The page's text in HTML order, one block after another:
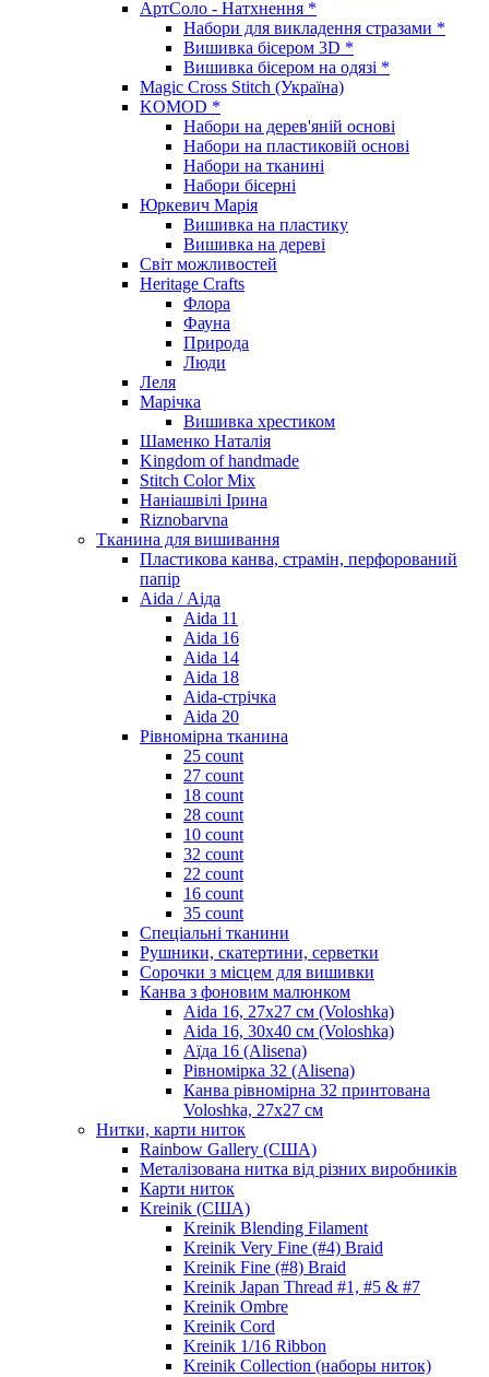
АртСоло - Натхнення *
Набори для викладення стразами *
Вишивка бісером 3D *
Вишивка бісером на одязі *
Magic Cross Stitch (Україна)
KOMOD *
Набори на дерев'яній основі
Набори на пластиковій основі
Набори на тканині
Набори бісерні
Юркевич Марія
Вишивка на пластику
Вишивка на дереві
Світ можливостей
Heritage Crafts
Флора
Фауна
Природа
Люди
Леля
Марічка
Вишивка хрестиком
Шаменко Наталія
Kingdom of handmade
Stitch Color Mix
Наніашвілі Ірина
Riznobarvna
Тканина для вишивання
Пластикова канва, страмін, перфорований
папір
Aida / Аіда
Aida 11
Aida 16
Aida 14
Aida 18
Aida-стрічка
Aida 20
Рівномірна тканина
25 count
27 count
18 count
28 count
10 count
32 count
22 count
16 count
35 count
Спеціальні тканини
Рушники, скатертини, серветки
Сорочки з місцем для вишивки
Канва з фоновим малюнком
Aida 16, 27х27 см (Voloshka)
Aida 16, 30х40 см (Voloshka)
Аїда 16 (Alisena)
Рівномірка 32 (Alisena)
Канва рівномірна 32 принтована
Voloshka, 27х27 см
Нитки, карти ниток
Rainbow Gallery (США)
Металізована нитка від різних виробників
Карти ниток
Kreinik (США)
Kreinik Blending Filament
Kreinik Very Fine (#4) Braid
Kreinik Fine (#8) Braid
Kreinik Japan Thread #1, #5 & #7
Kreinik Ombre
Kreinik Cord
Kreinik 1/16 Ribbon
Kreinik Collection (наборы ниток)